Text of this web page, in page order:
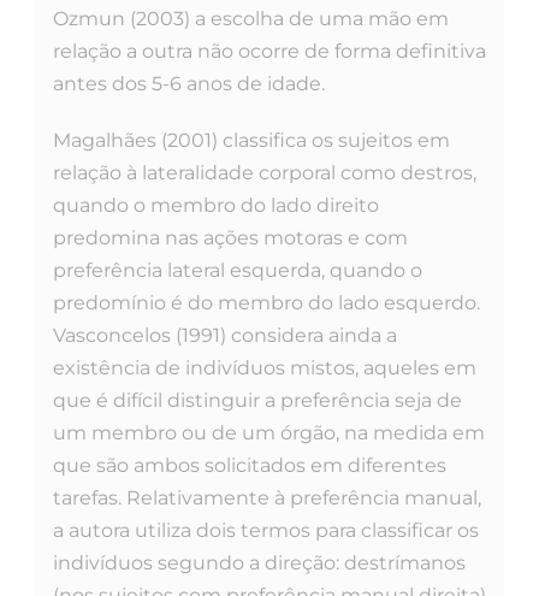
Ozmun (2003) a escolha de uma mão em
relação a outra não ocorre de forma definitiva
antes dos 5-6 anos de idade.
Magalhães (2001) classifica os sujeitos em
relação à lateralidade corporal como destros,
quando o membro do lado direito
predomina nas ações motoras e com
preferência lateral esquerda, quando o
predomínio é do membro do lado esquerdo.
Vasconcelos (1991) considera ainda a
existência de indivíduos mistos, aqueles em
que é difícil distinguir a preferência seja de
um membro ou de um órgão, na medida em
que são ambos solicitados em diferentes
tarefas. Relativamente à preferência manual,
a autora utiliza dois termos para classificar os
indivíduos segundo a direção: destrímanos